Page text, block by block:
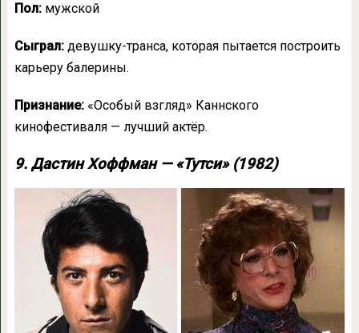
Пол:мужской
Сыграл: девушку-транса, которая пытается построить
карьеру балерины.
Признание:«Особый взгляд» Каннского
кинофестиваля — лучший актёр.
9. Дастин Хоффман — «Тутси» (1982)